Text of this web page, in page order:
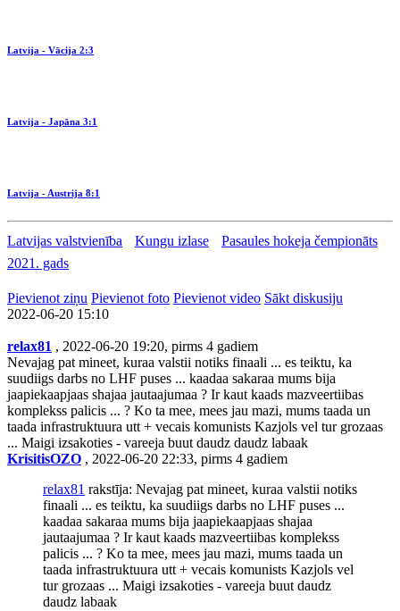
Latvija - Vācija 2:3
Latvija - Japāna 3:1
Latvija - Austrija 8:1
Latvijas valstvienība Kungu izlase
Pasaules hokeja čempionāts
2021. gads
Pievienot ziņu Pievienot foto Pievienot video Sākt diskusiju
2022-06-20 15:10
relax81 , 2022-06-20 19:20, pirms 4 gadiem
Nevajag pat mineet, kuraa valstii notiks finaali ... es teiktu, ka
suudiigs darbs no LHF puses ... kaadaa sakaraa mums bija
jaapiekaapjaas shajaa jautaajumaa ? Ir kaut kaads mazveertiibas
komplekss palicis ... ? Ko ta mee, mees jau mazi, mums taada un
taada infrastruktuura utt + vecais komunists Kazjols vel tur grozaas
... Maigi izsakoties - vareeja buut daudz daudz labaak
KrisitisOZO , 2022-06-20 22:33, pirms 4 gadiem
relax81 rakstīja: Nevajag pat mineet, kuraa valstii notiks
finaali ... es teiktu, ka suudiigs darbs no LHF puses ...
kaadaa sakaraa mums bija jaapiekaapjaas shajaa
jautaajumaa ? Ir kaut kaads mazveertiibas komplekss
palicis ... ? Ko ta mee, mees jau mazi, mums taada un
taada infrastruktuura utt + vecais komunists Kazjols vel
tur grozaas ... Maigi izsakoties - vareeja buut daudz
daudz labaak